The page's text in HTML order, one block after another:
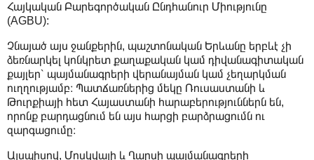
Հայկական Բարեգործական Ընդհանուր Միությունը
(AGBU):
Չնայած այս ջանքերին, պաշտոնական Երևանը երբևէ չի
ձեռնարկել կոնկրետ քաղաքական կամ դիվանագիտական
քայլեր՝ պայմանագրերի վերանայման կամ չեղարկման
ուղղությամբ։ Պատճառներից մեկը Ռուսաստանի և
Թուրքիայի հետ Հայաստանի հարաբերություններն են,
որոնք բարդացնում են այս հարցի բարձրացումն ու
զարգացումը։
Այսպիսով, Մոսկվայի և Ղարսի պայմանագրերի